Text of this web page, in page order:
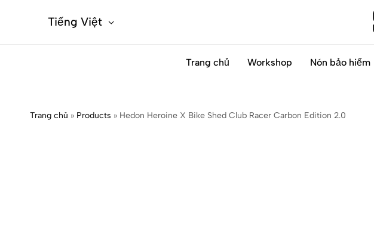
Tiếng Việt
Trang chủ Workshop Nón bảo hiểm
Trang chủ » Products » Hedon Heroine X Bike Shed Club Racer Carbon Edition 2.0